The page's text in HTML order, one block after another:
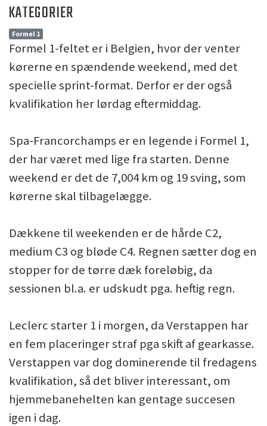
KATEGORIER
Formel 1
Formel 1-feltet er i Belgien, hvor der venter
kørerne en spændende weekend, med det
specielle sprint-format. Derfor er der også
kvalifikation her lørdag eftermiddag.
Spa-Francorchamps er en legende i Formel 1,
der har været med lige fra starten. Denne
weekend er det de 7,004 km og 19 sving, som
kørerne skal tilbagelægge.
Dækkene til weekenden er de hårde C2,
medium C3 og bløde C4. Regnen sætter dog en
stopper for de tørre dæk foreløbig, da
sessionen bl.a. er udskudt pga. heftig regn.
Leclerc starter 1 i morgen, da Verstappen har
en fem placeringer straf pga skift af gearkasse.
Verstappen var dog dominerende til fredagens
kvalifikation, så det bliver interessant, om
hjemmebanehelten kan gentage succesen
igen i dag.